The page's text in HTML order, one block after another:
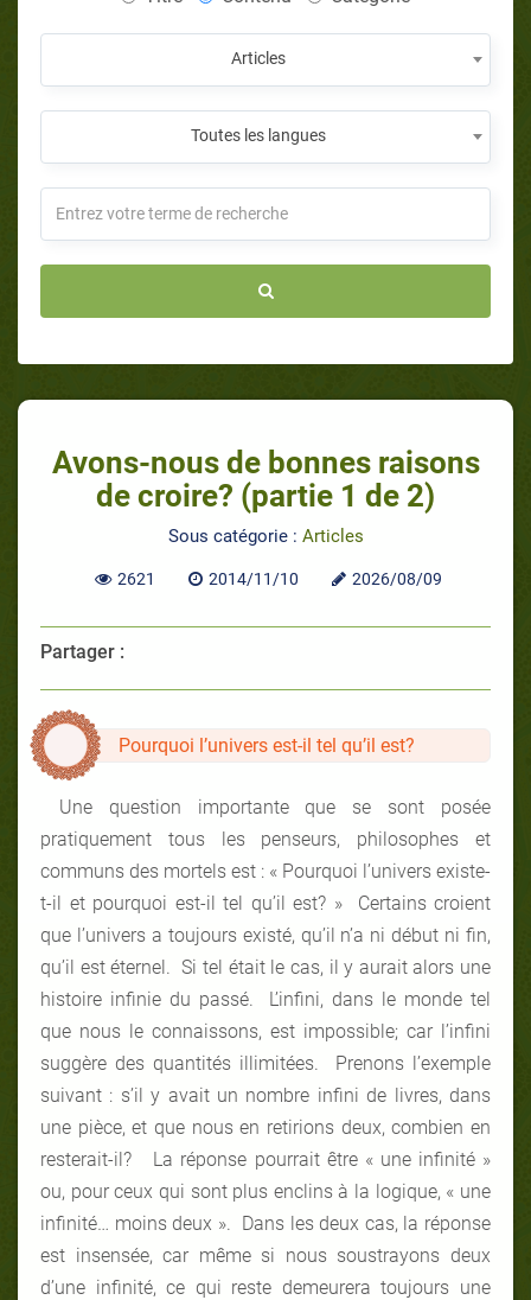
Articles
Toutes les langues
Avons-nous de bonnes raisons
de croire? (partie 1 de 2)
Sous catégorie : Articles
2621 2014/11/10 2026/08/09
Partager :
Pourquoi l’univers est-il tel qu’il est?
Une question importante que se sont posée
pratiquement tous les penseurs, philosophes et
communs des mortels est : « Pourquoi l’univers existe-
t-il et pourquoi est-il tel qu’il est? » Certains croient
que l’univers a toujours existé, qu’il n’a ni début ni fin,
qu’il est éternel. Si tel était le cas, il y aurait alors une
histoire infinie du passé. L’infini, dans le monde tel
que nous le connaissons, est impossible; car l’infini
suggère des quantités illimitées. Prenons l’exemple
suivant : s’il y avait un nombre infini de livres, dans
une pièce, et que nous en retirions deux, combien en
resterait-il? La réponse pourrait être « une infinité »
ou, pour ceux qui sont plus enclins à la logique, « une
infinité… moins deux ». Dans les deux cas, la réponse
est insensée, car même si nous soustrayons deux
d’une infinité, ce qui reste demeurera toujours une